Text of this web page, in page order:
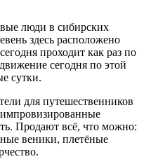
люди в сибирских
здесь расположено
проходит как раз по
сегодня по этой
сутки.
для путешественников
Продают всё, что можно:
веники, плетёные